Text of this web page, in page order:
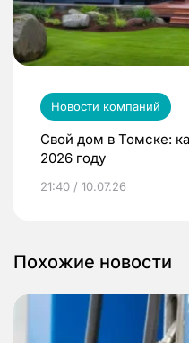
Новости компаний
Свой дом в Томске:
2026 году
21:40 / 10.07.26
Похожие новости